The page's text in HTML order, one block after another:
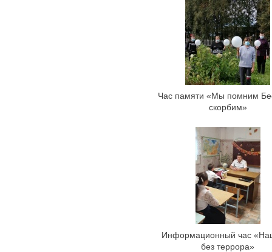
Час памяти «Мы помним
скорбим»
Информационный час
без террора»